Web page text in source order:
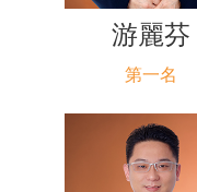
游麗芬
第一名